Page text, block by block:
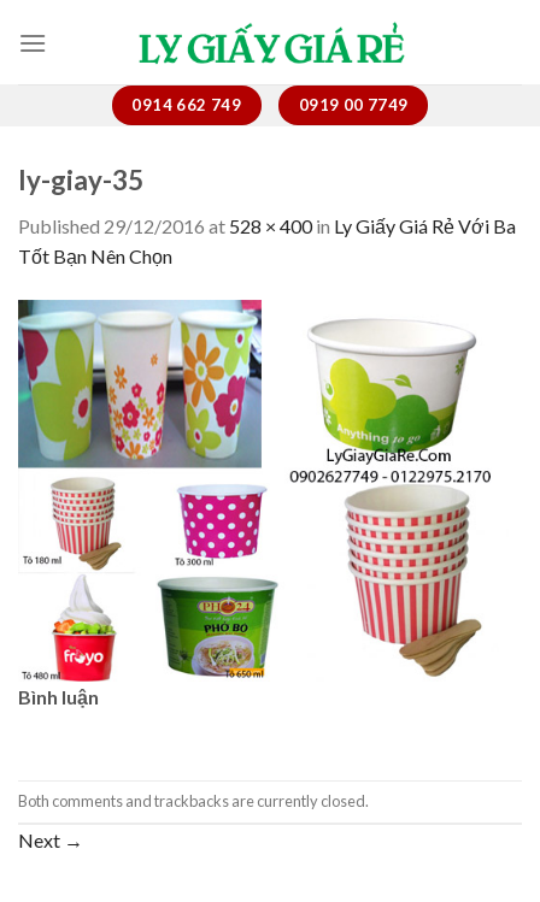
0914 662 749 0919 00 7749
ly-giay-35
Published 29/12/2016 at 528 × 400in Ly Giấy Giá Rẻ Với Ba
Tốt Bạn Nên Chọn
Bình luận
Both comments and trackbacks are currently closed.
Next →